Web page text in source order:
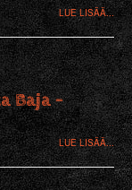
LUE LISÄÄ...
Baja -
LUE LISÄÄ...